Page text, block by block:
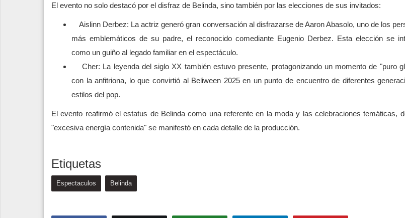
El evento no solo destacó por el disfraz de Belinda, sino también por las elecciones de sus invitados:
Aislinn Derbez: La actriz generó gran conversación al disfrazarse de Aaron Abasolo, uno de los
más emblemáticos de su padre, el reconocido comediante Eugenio Derbez. Esta elección se
como un guiño al legado familiar en el espectáculo.
Cher: La leyenda del siglo XX también estuvo presente, protagonizando un momento de "puro
con la anfitriona, lo que convirtió al Beliween 2025 en un punto de encuentro de diferentes
estilos del pop.
El evento reafirmó el estatus de Belinda como una referente en la moda y las celebraciones temáticas,
"excesiva energía contenida" se manifestó en cada detalle de la producción.
Etiquetas
Espectaculos Belinda